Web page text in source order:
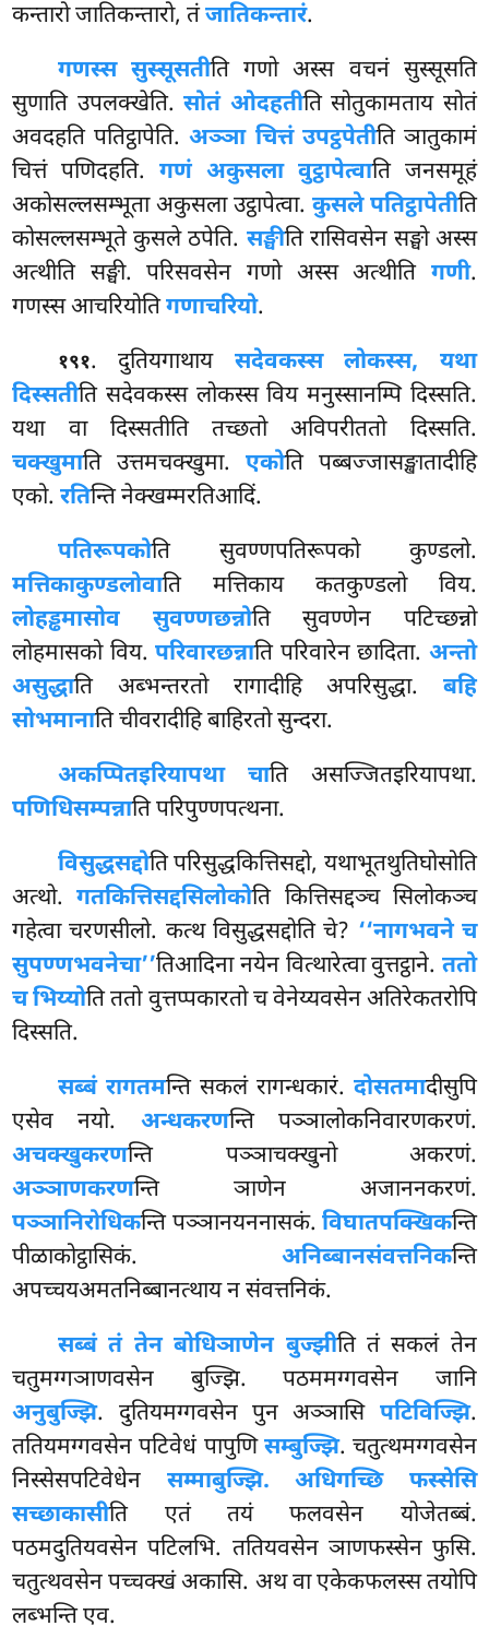
कन्तारो जातिकन्तारो, तंजातिकन्तारं.
गणस्स सुस्सूसतीति गणो अस्स वचनं सुस्सूसति
सुणाति उपलक्खेति.सोतं ओदहतीति सोतुकामताय सोतं
अवदहति पतिट्ठापेति.अञ्ञा चित्तं उपट्ठपेतीति ञातुकामं
चित्तं पणिदहति.गणं अकुसला वुट्ठापेत्वाति जनसमूहं
अकोसल्लसम्भूता अकुसला उट्ठापेत्वा. कुसले पतिट्ठापेतीति
कोसल्लसम्भूते कुसले ठपेति. सङ्घीति रासिवसेन सङ्घो अस्स
अत्थीति सङ्घी. परिसवसेन गणो अस्स अत्थीति गणी.
गणस्स आचरियोतिगणाचरियो.
१९१. दुतियगाथाय सदेवकस्स लोकस्स, यथा
दिस्सतीति सदेवकस्स लोकस्स विय मनुस्सानम्पि दिस्सति.
यथा वा दिस्सतीति तच्छतो अविपरीततो दिस्सति.
चक्खुमाति उत्तमचक्खुमा. एकोति पब्बज्जासङ्खातादीहि
एको.रतिन्ति नेक्खम्मरतिआदिं.
पतिरूपकोति सुवण्णपतिरूपको कुण्डलो.
मत्तिकाकुण्डलोवाति मत्तिकाय कतकुण्डलो विय.
लोहड्ढमासोव सुवण्णछन्नोति सुवण्णेन पटिच्छन्नो
लोहमासको विय.परिवारछन्नाति परिवारेन छादिता. अन्तो
असुद्धाति अब्भन्तरतो रागादीहि अपरिसुद्धा. बहि
सोभमानाति चीवरादीहि बाहिरतो सुन्दरा.
अकप्पितइरियापथा चाति असज्जितइरियापथा.
पणिधिसम्पन्नाति परिपुण्णपत्थना.
विसुद्धसद्दोति परिसुद्धकित्तिसद्दो, यथाभूतथुतिघोसोति
अत्थो.गतकित्तिसद्दसिलोकोति कित्तिसद्दञ्च सिलोकञ्च
गहेत्वा चरणसीलो. कत्थ विसुद्धसद्दोति चे? ‘‘नागभवने च
सुपण्णभवनेचा’’तिआदिनानयेन वित्थारेत्वा वुत्तट्ठाने. ततो
च भिय्योति ततो वुत्तप्पकारतो च वेनेय्यवसेन अतिरेकतरोपि
दिस्सति.
सब्बं रागतमन्ति सकलं रागन्धकारं. दोसतमादीसुपि
एसेव नयो. अन्धकरणन्ति पञ्ञालोकनिवारणकरणं.
अचक्खुकरणन्ति पञ्ञाचक्खुनो अकरणं.
अञ्ञाणकरणन्ति ञाणेन अजाननकरणं.
पञ्ञानिरोधिकन्ति पञ्ञानयननासकं. विघातपक्खिकन्ति
पीळाकोट्ठासिकं. अनिब्बानसंवत्तनिकन्ति
अपच्चयअमतनिब्बानत्थाय न संवत्तनिकं.
सब्बं तं तेन बोधिञाणेन बुज्झीति तं सकलं तेन
चतुमग्गञाणवसेन बुज्झि. पठममग्गवसेन जानि
अनुबुज्झि. दुतियमग्गवसेन पुन अञ्ञासि पटिविज्झि.
ततियमग्गवसेन पटिवेधं पापुणिसम्बुज्झि. चतुत्थमग्गवसेन
निस्सेसपटिवेधेन सम्माबुज्झि. अधिगच्छि फस्सेसि
सच्छाकासीति एतं तयं फलवसेन योजेतब्बं.
पठमदुतियवसेन पटिलभि. ततियवसेन ञाणफस्सेन फुसि.
चतुत्थवसेन पच्चक्खं अकासि. अथ वा एकेकफलस्स तयोपि
लब्भन्ति एव.